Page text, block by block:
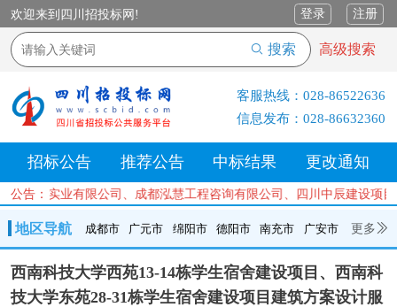
欢迎来到四川招投标网! 登录 注册
搜索 高级搜索
客服热线： 028-86522636
信息发布： 028-86632360
招标公告 推荐公告 中标结果 更改通知
公告：实业有限公司、成都泓慧工程咨询有限公司、四川中辰建
地区导航 成都市 广元市 绵阳市 德阳市 南充市 广安市 更多
成都市 广元市 绵阳市 德阳市 南充市 广安市
遂宁市
内江市
乐山市 自贡市 泸州市 宜宾市 攀枝花
巴中市
西南科技大学西苑13-14栋学生宿舍建设项目、西南科
技大学东苑28-31栋学生宿舍建设项目建筑方案设计服